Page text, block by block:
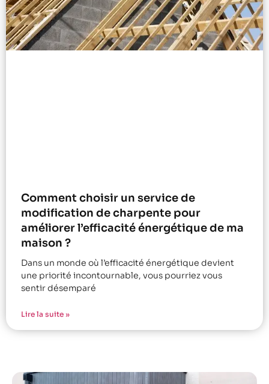
Comment choisir un service de
modification de charpente pour
améliorer l’efficacité énergétique de ma
maison ?
Dans un monde où l’efficacité énergétique devient
une priorité incontournable, vous pourriez vous
sentir désemparé
Lire la suite »